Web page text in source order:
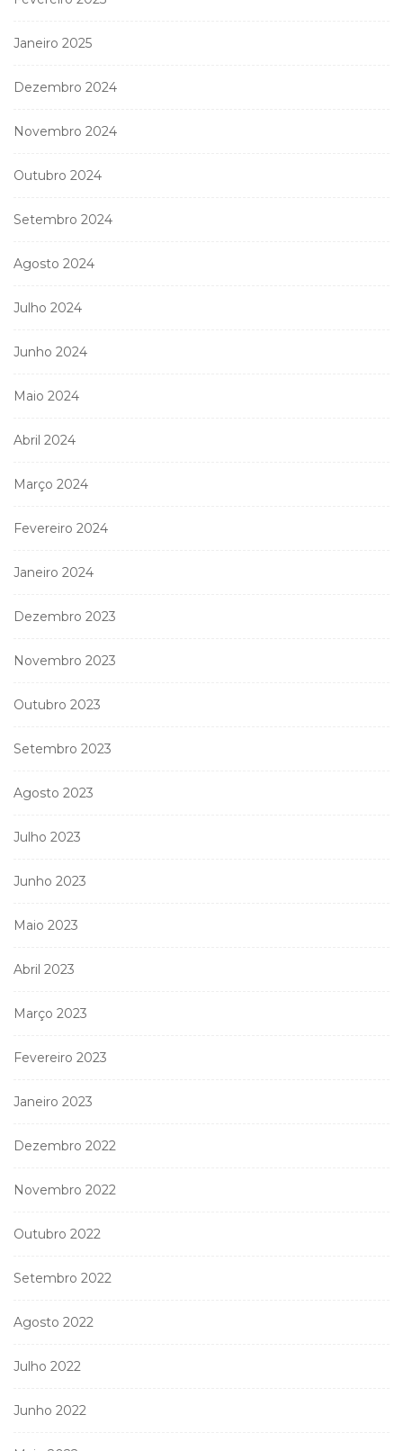
Janeiro 2025
Dezembro 2024
Novembro 2024
Outubro 2024
Setembro 2024
Agosto 2024
Julho 2024
Junho 2024
Maio 2024
Abril 2024
Março 2024
Fevereiro 2024
Janeiro 2024
Dezembro 2023
Novembro 2023
Outubro 2023
Setembro 2023
Agosto 2023
Julho 2023
Junho 2023
Maio 2023
Abril 2023
Março 2023
Fevereiro 2023
Janeiro 2023
Dezembro 2022
Novembro 2022
Outubro 2022
Setembro 2022
Agosto 2022
Julho 2022
Junho 2022